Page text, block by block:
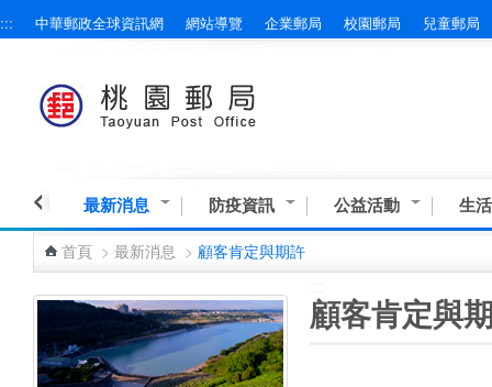
跳到主要內容區塊
::: 中華郵政全球資訊網 網站導覽 企業郵局 校園郵局 兒童郵局
最新消息 防疫資訊 公益活動 生
首頁 > 最新消息 > 顧客肯定與期許
顧客肯定與